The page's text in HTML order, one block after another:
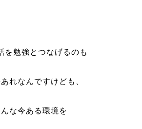
を勉強とつなげるのも
れなんですけども、
な今ある環境を